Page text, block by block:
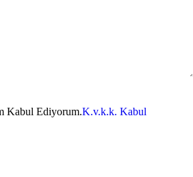
Kabul Ediyorum.K.v.k.k. Kabul